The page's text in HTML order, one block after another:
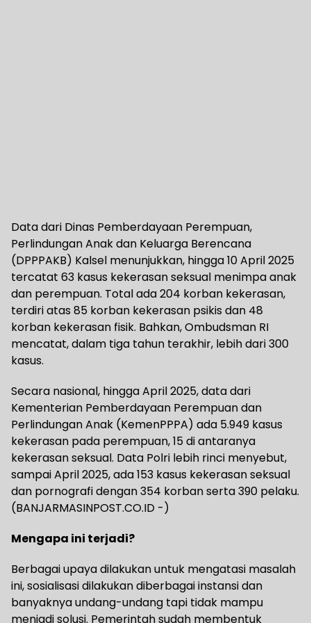
Data dari Dinas Pemberdayaan Perempuan,
Perlindungan Anak dan Keluarga Berencana
(DPPPAKB) Kalsel menunjukkan, hingga 10 April 2025
tercatat 63 kasus kekerasan seksual menimpa anak
dan perempuan. Total ada 204 korban kekerasan,
terdiri atas 85 korban kekerasan psikis dan 48
korban kekerasan fisik. Bahkan, Ombudsman RI
mencatat, dalam tiga tahun terakhir, lebih dari 300
kasus.
Secara nasional, hingga April 2025, data dari
Kementerian Pemberdayaan Perempuan dan
Perlindungan Anak (KemenPPPA) ada 5.949 kasus
kekerasan pada perempuan, 15 di antaranya
kekerasan seksual. Data Polri lebih rinci menyebut,
sampai April 2025, ada 153 kasus kekerasan seksual
dan pornografi dengan 354 korban serta 390 pelaku.
(BANJARMASINPOST.CO.ID -)
Mengapa ini terjadi?
Berbagai upaya dilakukan untuk mengatasi masalah
ini, sosialisasi dilakukan diberbagai instansi dan
banyaknya undang-undang tapi tidak mampu
menjadi solusi. Pemerintah sudah membentuk